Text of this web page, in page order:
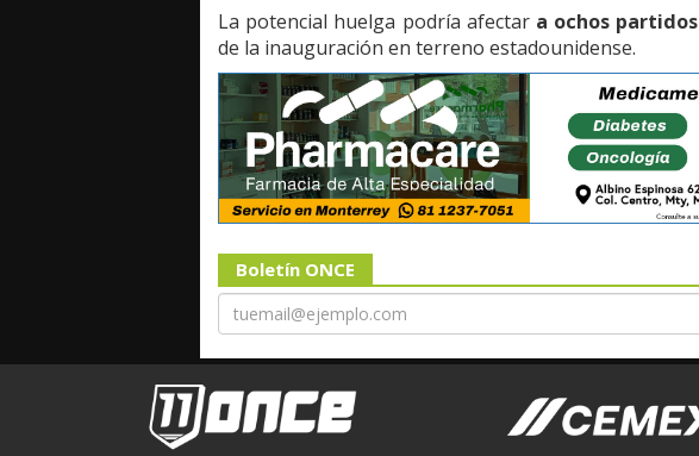
La potencial huelga podría afectara ochos partidos
de la inauguración en terreno estadounidense.
Boletín ONCE